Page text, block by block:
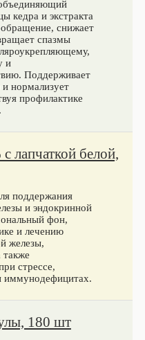
кедра и экстракта
снижает
спазмы
и
Поддерживает
нормализует
профилактике
лапчаткой белой,
поддержания
и эндокринной
фон,
и лечению
железы,
стрессе,
иммунодефицитах.
180 шт